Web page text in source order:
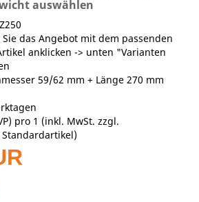
auswählen
das Angebot mit dem passenden
anklicken -> unten "Varianten
59/62 mm + Länge 270 mm
) pro 1 (inkl. MwSt. zzgl.
)